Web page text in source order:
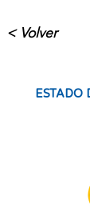
< Volver
ESTADO